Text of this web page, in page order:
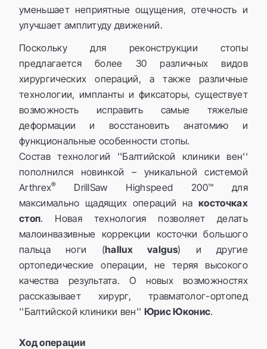
уменьшает неприятные ощущения, отечность и
улучшает амплитуду движений.
Поскольку для реконструкции стопы
предлагается более 30 различных видов
хирургических операций, а также различные
технологии, импланты и фиксаторы, существует
возможность исправить самые тяжелые
деформации и восстановить анатомию и
функциональные особенности стопы.
Состав технологий ''Балтийской клиники вен''
пополнился новинкой – уникальной системой
Arthrex®DrillSaw Highspeed 200™ для
максимально щадящих операций накосточках
стоп. Новая технология позволяет делать
малоинвазивные коррекции косточки большого
пальца ноги (hallux valgus) и другие
ортопедические операции, не теряя высокого
качества результата. О новых возможностях
рассказывает хирург, травматолог-ортопед
''Балтийской клиники вен'' Юрис Юконис.
Ход операции